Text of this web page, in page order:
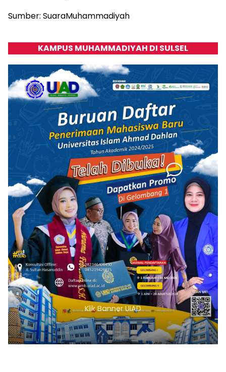
Sumber: SuaraMuhammadiyah
KAMPUS MUHAMMADIYAH DI SULSEL
Klik Banner UIAD